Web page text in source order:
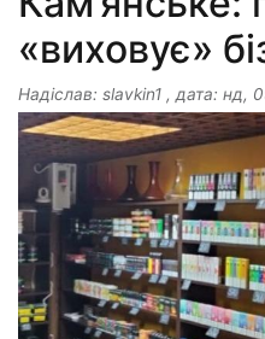
«виховує»
Надіслав: slavkin1 , дата: нд,